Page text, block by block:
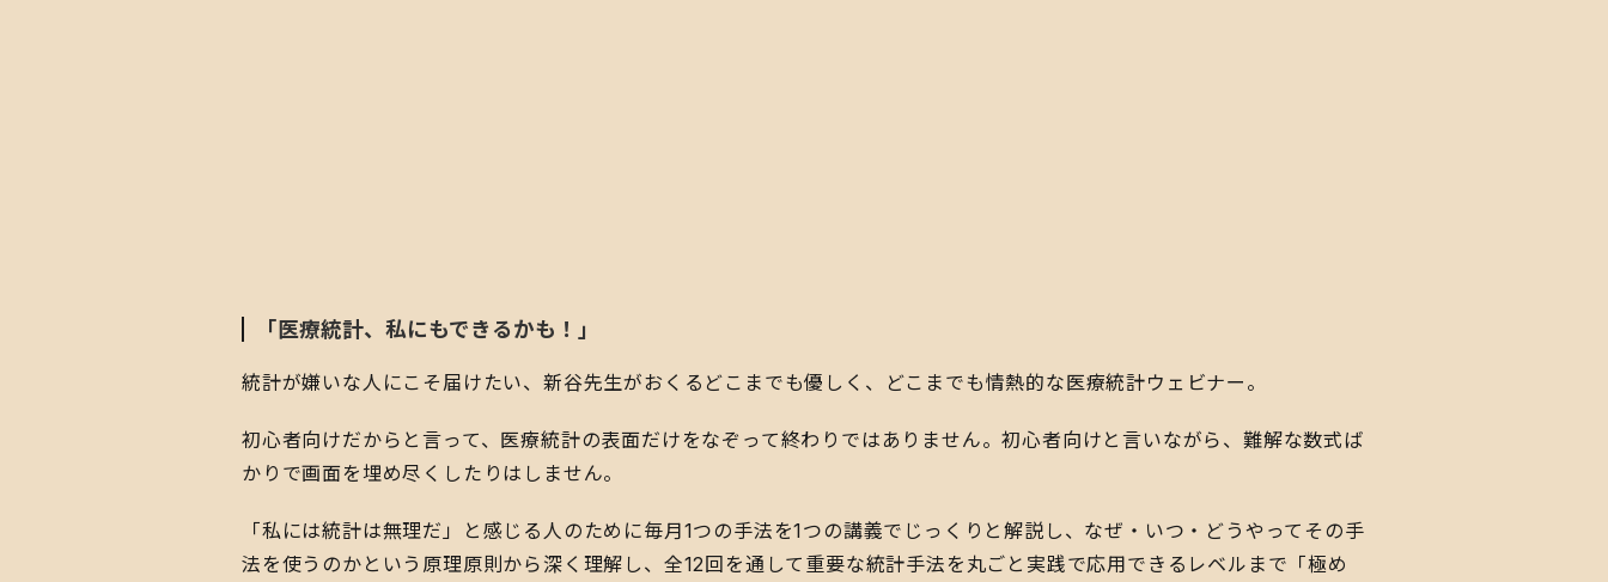
「医療統計、私にもできるかも！」
​統計が嫌いな人にこそ届けたい、新谷先生がおくるどこまでも優しく、どこまでも情熱的な医療統計ウェビナー。
​初心者向けだからと言って、医療統計の表面だけをなぞって終わりではありません。初心者向けと言いながら、難解な数式ば
かりで画面を埋め尽くしたりはしません。
​「私には統計は無理だ」と感じる人のために毎月1つの手法を1つの講義でじっくりと解説し、なぜ・いつ・どうやってその手
法を使うのかという原理原則から深く理解し、全12回を通して重要な統計手法を丸ごと実践で応用できるレベルまで「極め